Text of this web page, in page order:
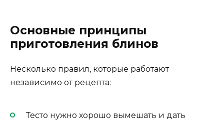
Основные принципы
приготовления блинов
Несколько правил, которые работают
независимо от рецепта:
Тесто нужно хорошо вымешать и дать